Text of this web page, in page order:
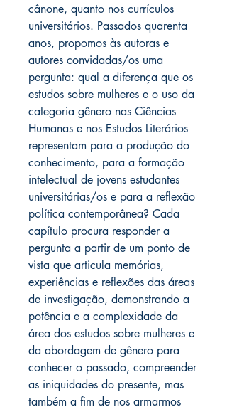
cânone, quanto nos currículos
universitários. Passados quarenta
anos, propomos às autoras e
autores convidadas/os uma
pergunta: qual a diferença que os
estudos sobre mulheres e o uso da
categoria gênero nas Ciências
Humanas e nos Estudos Literários
representam para a produção do
conhecimento, para a formação
intelectual de jovens estudantes
universitárias/os e para a reflexão
política contemporânea? Cada
capítulo procura responder a
pergunta a partir de um ponto de
vista que articula memórias,
experiências e reflexões das áreas
de investigação, demonstrando a
potência e a complexidade da
área dos estudos sobre mulheres e
da abordagem de gênero para
conhecer o passado, compreender
as iniquidades do presente, mas
também a fim de nos armarmos